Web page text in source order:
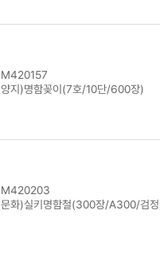
M420157
양지)명함꽂이(7호/10단/600장)
M420203
문화)실키명함철(300장/A300/검